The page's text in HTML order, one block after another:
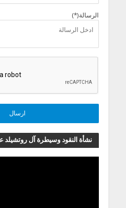
الرسالة(*)
نشأة النقود وسيطرة آل روتشيلد